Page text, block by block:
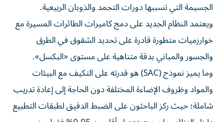
الجسيمة التي تسببها دورات التجمد والذوبان الربيعية.
ويعتمد النظام الجديد على دمج كاميرات الطائرات المسيرة مع
خوارزميات متطورة قادرة على تحديد الشقوق في الطرق
والجسور والمباني بدقة متناهية على مستوى «البكسل».
وما يميز نموذج (SAC) هو قدرته على التكيف مع البيئات
والمواد وظروف الإضاءة المختلفة دون الحاجة إلى إعادة تدريب
شاملة؛ حيث ركز الباحثون على الضبط الدقيق لطبقات التطبيع